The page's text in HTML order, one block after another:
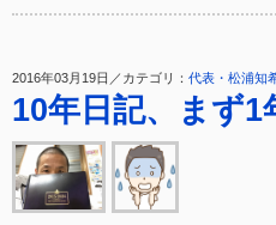
2016年03月19日／カテゴリ： 代表・松浦知
10年日記、まず1